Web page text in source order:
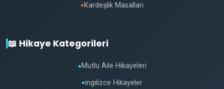
● Kardeşlik Masalları
📖 Hikaye Kategorileri
● Mutlu Aile Hikayeleri
●ingilizce Hikayeler